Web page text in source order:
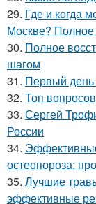
29. Где и когда
Москве?
30. Полное
шагом
31. Первый день
32. Топ
33. Сергей
России
34.
остеопороза:
35. Лучшие
эффективные